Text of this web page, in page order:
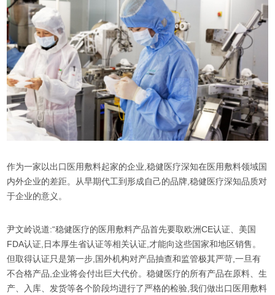
作为一家以出口医用敷料起家的企业,稳健医疗深知在医用敷料领域国
内外企业的差距。从早期代工到形成自己的品牌,稳健医疗深知品质对
于企业的意义。
尹文岭说道:“稳健医疗的医用敷料产品首先要取欧洲CE认证、美国
FDA认证,日本厚生省认证等相关认证,才能向这些国家和地区销售。
但取得认证只是第一步,国外机构对产品抽查和监管极其严苛,一旦有
不合格产品,企业将会付出巨大代价。稳健医疗的所有产品在原料、生
产、入库、发货等各个阶段均进行了严格的检验,我们做出口医用敷料